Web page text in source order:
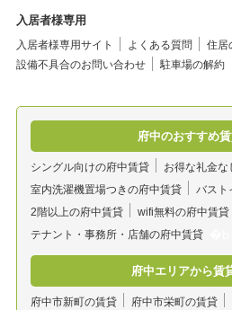
入居者様専用
入居者様専用サイト よくある質問
住居
設備不具合のお問い合わせ
駐車場の解約
府中のおすすめ
シングル向けの府中賃貸
お得な礼金
室内洗濯機置場つきの府中賃貸
バスト
2階以上の府中賃貸
wifi無料の府中賃貸
テナント・事務所・店舗の府中賃貸
府中エリアから賃
府中市新町の賃貸 府中市栄町の賃貸